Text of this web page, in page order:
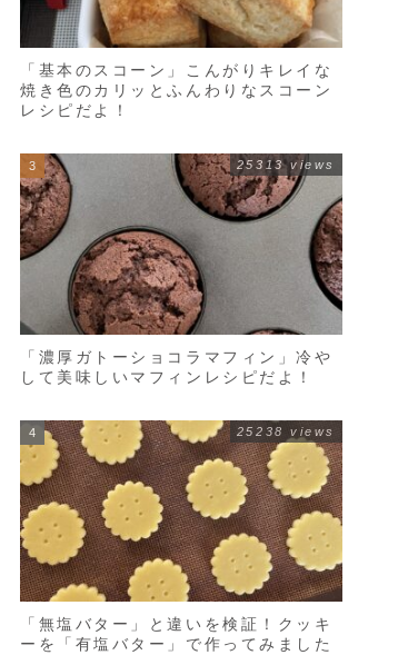
「基本のスコーン」こんがりキレイな
焼き色のカリッとふんわりなスコーン
レシピだよ！
「濃厚ガトーショコラマフィン」冷や
して美味しいマフィンレシピだよ！
25313 views
「無塩バター」と違いを検証！クッキ
ーを「有塩バター」で作ってみました
25238 views